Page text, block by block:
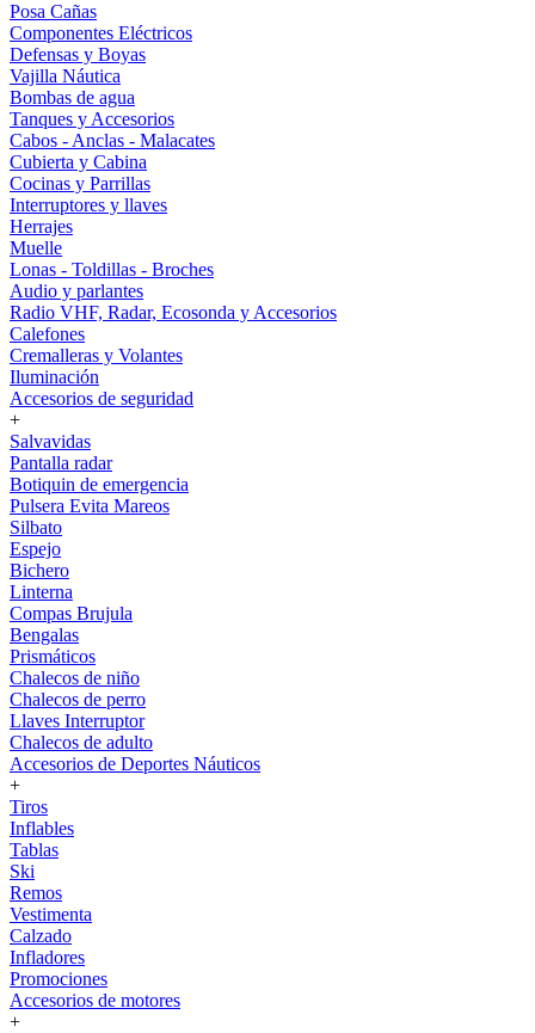
Posa Cañas
Componentes Eléctricos
Defensas y Boyas
Vajilla Náutica
Bombas de agua
Tanques y Accesorios
Cabos - Anclas - Malacates
Cubierta y Cabina
Cocinas y Parrillas
Interruptores y llaves
Herrajes
Muelle
Lonas - Toldillas - Broches
Audio y parlantes
Radio VHF, Radar, Ecosonda y Accesorios
Calefones
Cremalleras y Volantes
Iluminación
Accesorios de seguridad
+
Salvavidas
Pantalla radar
Botiquin de emergencia
Pulsera Evita Mareos
Silbato
Espejo
Bichero
Linterna
Compas Brujula
Bengalas
Prismáticos
Chalecos de niño
Chalecos de perro
Llaves Interruptor
Chalecos de adulto
Accesorios de Deportes Náuticos
+
Tiros
Inflables
Tablas
Ski
Remos
Vestimenta
Calzado
Infladores
Promociones
Accesorios de motores
+